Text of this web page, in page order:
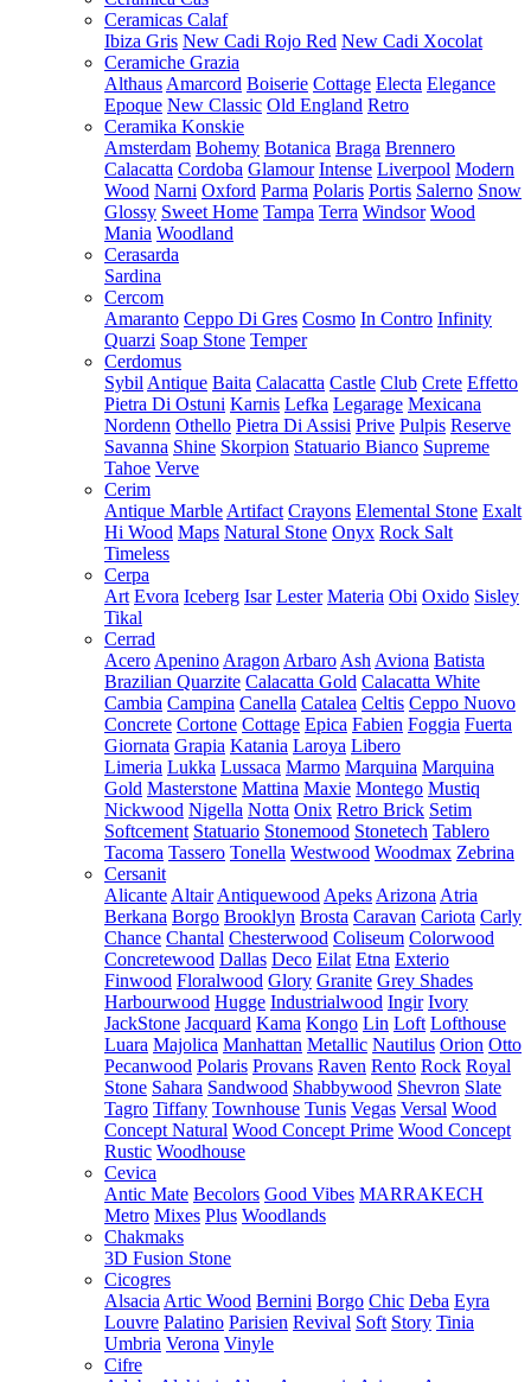
Ceramicas Calaf
Ibiza Gris New Cadi Rojo Red New Cadi Xocolat
Ceramiche Grazia
Althaus Amarcord Boiserie Cottage Electa Elegance
Epoque New Classic Old England Retro
Ceramika Konskie
Amsterdam Bohemy Botanica Braga Brennero
Calacatta Cordoba Glamour Intense Liverpool Modern
Wood Narni Oxford Parma Polaris Portis Salerno Snow
Glossy Sweet Home Tampa Terra Windsor Wood
Mania Woodland
Cerasarda
Sardina
Cercom
Amaranto Ceppo Di Gres Cosmo In Contro Infinity
Quarzi Soap Stone Temper
Cerdomus
Sybil Antique Baita Calacatta Castle Club Crete Effetto
Pietra Di Ostuni Karnis Lefka Legarage Mexicana
Nordenn Othello Pietra Di Assisi Prive Pulpis Reserve
Savanna Shine Skorpion Statuario Bianco Supreme
Tahoe Verve
Cerim
Antique Marble Artifact Crayons Elemental Stone Exalt
Hi Wood Maps Natural Stone Onyx Rock Salt
Timeless
Cerpa
Art Evora Iceberg Isar Lester Materia Obi Oxido Sisley
Tikal
Cerrad
Acero Apenino Aragon Arbaro Ash Aviona Batista
Brazilian Quarzite Calacatta Gold Calacatta White
Cambia Campina Canella Catalea Celtis Ceppo Nuovo
Concrete Cortone Cottage Epica Fabien Foggia Fuerta
Giornata Grapia Katania Laroya Libero
Limeria Lukka Lussaca Marmo Marquina Marquina
Gold Masterstone Mattina Maxie Montego Mustiq
Nickwood Nigella Notta Onix Retro Brick Setim
Softcement Statuario Stonemood Stonetech Tablero
Tacoma Tassero Tonella Westwood Woodmax Zebrina
Cersanit
Alicante Altair Antiquewood Apeks Arizona Atria
Berkana Borgo Brooklyn Brosta Caravan Cariota Carly
Chance Chantal Chesterwood Coliseum Colorwood
Concretewood Dallas Deco Eilat Etna Exterio
Finwood Floralwood Glory Granite Grey Shades
Harbourwood Hugge Industrialwood Ingir Ivory
JackStone Jacquard Kama Kongo Lin Loft Lofthouse
Luara Majolica Manhattan Metallic Nautilus Orion Otto
Pecanwood Polaris Provans Raven Rento Rock Royal
Stone Sahara Sandwood Shabbywood Shevron Slate
Tagro Tiffany Townhouse Tunis Vegas Versal Wood
Concept Natural Wood Concept Prime Wood Concept
Rustic Woodhouse
Cevica
Antic Mate Becolors Good Vibes MARRAKECH
Metro Mixes Plus Woodlands
Chakmaks
3D Fusion Stone
Cicogres
Alsacia Artic Wood Bernini Borgo Chic Deba Eyra
Louvre Palatino Parisien Revival Soft Story Tinia
Umbria Verona Vinyle
Cifre